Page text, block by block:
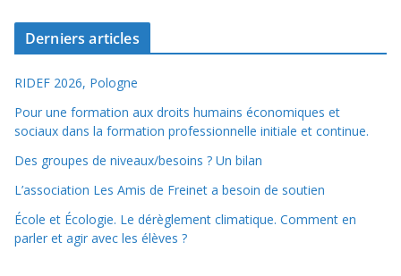
Derniers articles
RIDEF 2026, Pologne
Pour une formation aux droits humains économiques et
sociaux dans la formation professionnelle initiale et continue.
Des groupes de niveaux/besoins ? Un bilan
L’association Les Amis de Freinet a besoin de soutien
École et Écologie. Le dérèglement climatique. Comment en
parler et agir avec les élèves ?